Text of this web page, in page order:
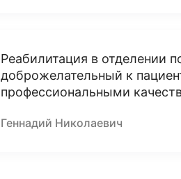
Реабилитация в отделении
доброжелательный к
профессиональными
Геннадий Николаевич